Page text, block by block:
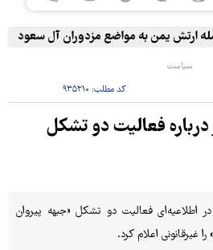
ارتش یمن به مواضع مزدوران آل سعود
سیاست
کد مطلب: ۹۳۵۲۱۰
فعالیت دو تشکل
اطلاعیه‌ای فعالیت دو تشکل «جبهه پیروان
غیرقانونی اعلام کرد.